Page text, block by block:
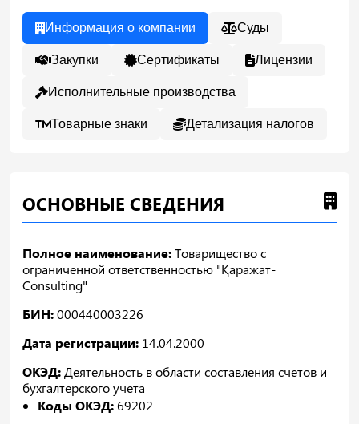
Информация о компании Суды
Закупки Сертификаты Лицензии
Исполнительные производства
Товарные знаки Детализация налогов
ОСНОВНЫЕ СВЕДЕНИЯ
Полное наименование:Товарищество с
ограниченной ответственностью "Қаражат-
Consulting"
БИН:000440003226
Дата регистрации: 14.04.2000
ОКЭД:Деятельность в области составления счетов и
бухгалтерского учета
Коды ОКЭД:69202